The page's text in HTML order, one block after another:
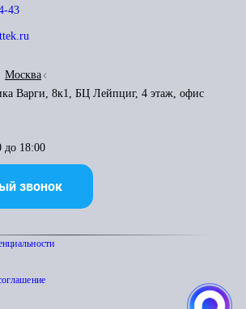
43
Москва
Варги, 8к1, БЦ Лейпциг, 4 этаж, офис
до 18:00
звонок